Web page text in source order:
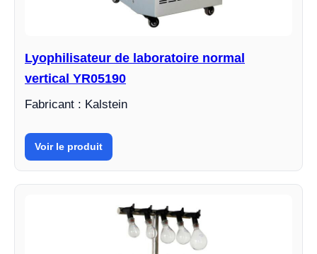
Lyophilisateur de laboratoire normal
vertical YR05190
Fabricant : Kalstein
Voir le produit